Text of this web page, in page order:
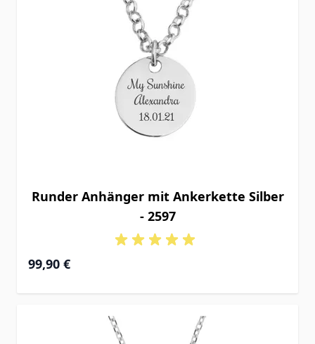
Runder Anhänger mit Ankerkette Silber
- 2597
99,90 €